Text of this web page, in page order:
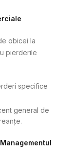
obicei la
pierderile
specifice
general de